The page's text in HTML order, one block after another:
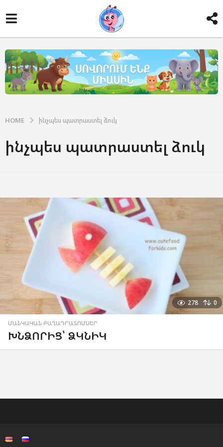
HOME ինչպես պատրաստել ձուկ
ինչպես պատրաստել ձուկ
278 0
ՄԱՆԿԱԿԱՆ ԲԱՂԱԴՐԱՏՈՄՍԵՐ
ԽՆՁՈՐԻՑ՝ ՁԿՆԻԿ